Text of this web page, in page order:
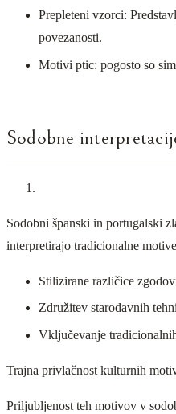
Prepleteni vzorci:
povezanosti.
Motivi ptic: pogosto so
Sodobne
Sodobni španski in portugalski
interpretirajo tradicionalne
Stilizirane različice
Združitev starodavnih
Vključevanje
Trajna privlačnost kulturnih
Priljubljenost teh motivov v